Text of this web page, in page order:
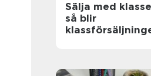
Sälja med
så blir